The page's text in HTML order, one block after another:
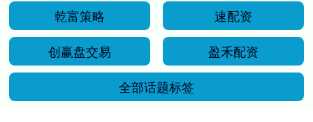
乾富策略
速配资
创赢盘交易
盈禾配资
全部话题标签